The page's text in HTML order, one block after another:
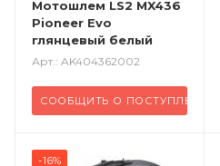
Мотошлем LS2 MX436
Pioneer Evo
глянцевый белый
Арт.: AK404362002
СООБЩИТЬ О ПОСТУПЛЕНИИ
-16%